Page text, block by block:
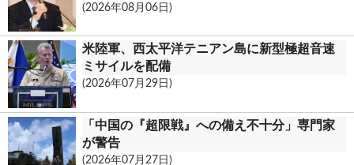
(2026年08月06日)
米陸軍、西太平洋テニアン島に新型極超音速
ミサイルを配備
(2026年07月29日)
「中国の『超限戦』への備え不十分」専門家
が警告
(2026年07月27日)